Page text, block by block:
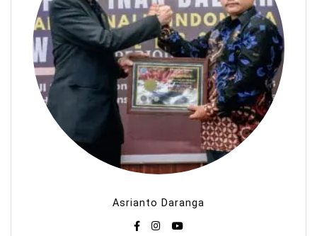
Asrianto Daranga